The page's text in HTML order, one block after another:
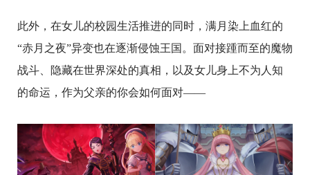
此外，在女儿的校园生活推进的同时，满月染上血红的
“赤月之夜”异变也在逐渐侵蚀王国。面对接踵而至的魔物
战斗、隐藏在世界深处的真相，以及女儿身上不为人知
的命运，作为父亲的你会如何面对——